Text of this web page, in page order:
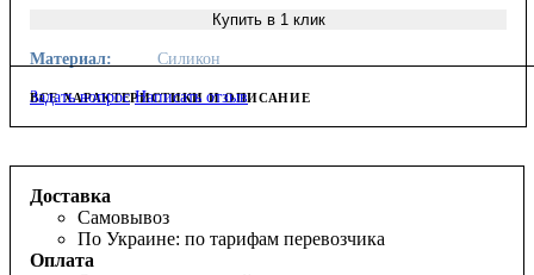
Купить в 1 клик
Материал: Силикон
ВСЕ ХАРАКТЕРИСТИКИ И ОПИСАНИЕ
Задать вопрос Написать отзыв
Доставка
Самовывоз
По Украине: по тарифам перевозчика
Оплата